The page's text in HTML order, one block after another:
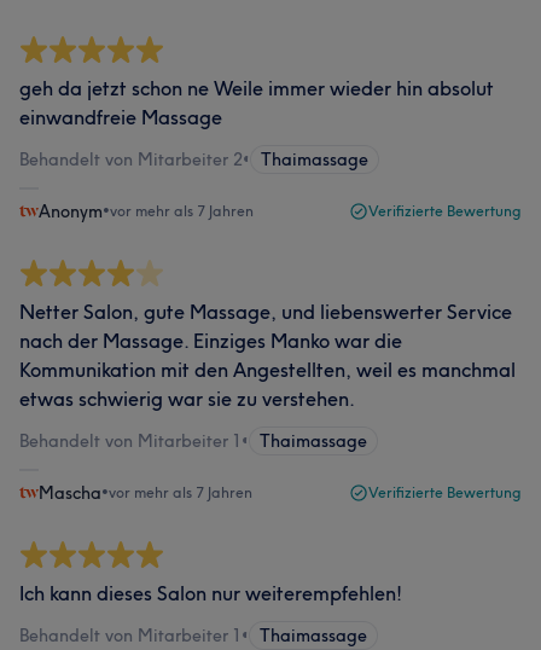
geh da jetzt schon ne Weile immer wieder hin absolut
einwandfreie Massage
Behandelt von Mitarbeiter 2• Thaimassage
Anonym•vor mehr als 7 Jahren Verifizierte Bewertung
Netter Salon, gute Massage, und liebenswerter Service
nach der Massage. Einziges Manko war die
Kommunikation mit den Angestellten, weil es manchmal
etwas schwierig war sie zu verstehen.
Behandelt von Mitarbeiter 1 • Thaimassage
Mascha•vor mehr als 7 Jahren Verifizierte Bewertung
Ich kann dieses Salon nur weiterempfehlen!
Behandelt von Mitarbeiter 1 • Thaimassage